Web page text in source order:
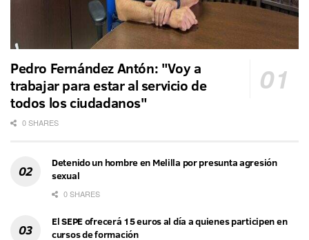
Pedro Fernández Antón: "Voy a
trabajar para estar al servicio de
todos los ciudadanos"
0 SHARES
Detenido un hombre en Melilla por presunta agresión
sexual
0 SHARES
El SEPE ofrecerá 15 euros al día a quienes participen en
cursos de formación